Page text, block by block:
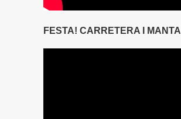
FESTA! CARRETERA I MANTA